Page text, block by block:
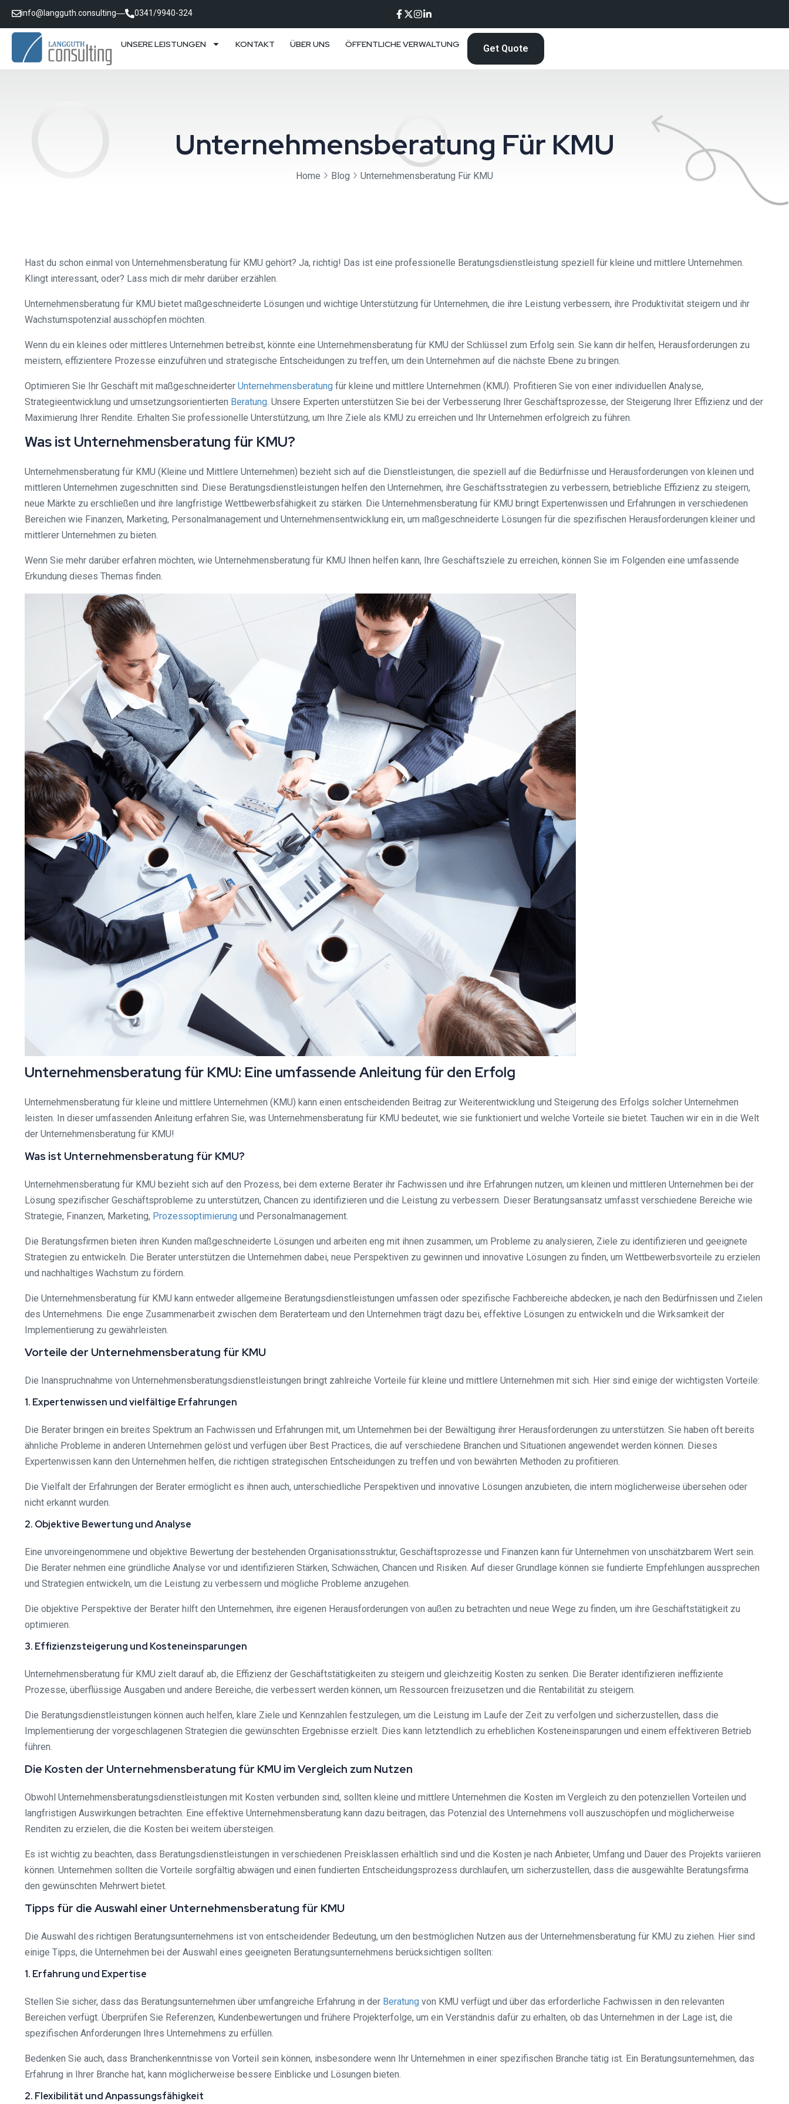
info@langguth.consulting 0341/9940-324
UNSERE LEISTUNGEN KONTAKT ÜBER UNS ÖFFENTLICHE VERWALTUNG Get Quote
Unternehmensberatung Für KMU
Home Blog Unternehmensberatung Für KMU
Hast du schon einmal von Unternehmensberatung für KMU gehört? Ja, richtig! Das ist eine professionelle Beratungsdienstleistung speziell für kleine und mittlere Unternehmen.
Klingt interessant, oder? Lass mich dir mehr darüber erzählen.
Unternehmensberatung für KMU bietet maßgeschneiderte Lösungen und wichtige Unterstützung für Unternehmen, die ihre Leistung verbessern, ihre Produktivität steigern und ihr
Wachstumspotenzial ausschöpfen möchten.
Wenn du ein kleines oder mittleres Unternehmen betreibst, könnte eine Unternehmensberatung für KMU der Schlüssel zum Erfolg sein. Sie kann dir helfen, Herausforderungen zu
meistern, effizientere Prozesse einzuführen und strategische Entscheidungen zu treffen, um dein Unternehmen auf die nächste Ebene zu bringen.
Optimieren Sie Ihr Geschäft mit maßgeschneiderter Unternehmensberatung für kleine und mittlere Unternehmen (KMU). Profitieren Sie von einer individuellen Analyse,
Strategieentwicklung und umsetzungsorientierten Beratung. Unsere Experten unterstützen Sie bei der Verbesserung Ihrer Geschäftsprozesse, der Steigerung Ihrer Effizienz und der
Maximierung Ihrer Rendite. Erhalten Sie professionelle Unterstützung, um Ihre Ziele als KMU zu erreichen und Ihr Unternehmen erfolgreich zu führen.
Was ist Unternehmensberatung für KMU?
Unternehmensberatung für KMU (Kleine und Mittlere Unternehmen) bezieht sich auf die Dienstleistungen, die speziell auf die Bedürfnisse und Herausforderungen von kleinen und
mittleren Unternehmen zugeschnitten sind. Diese Beratungsdienstleistungen helfen den Unternehmen, ihre Geschäftsstrategien zu verbessern, betriebliche Effizienz zu steigern,
neue Märkte zu erschließen und ihre langfristige Wettbewerbsfähigkeit zu stärken. Die Unternehmensberatung für KMU bringt Expertenwissen und Erfahrungen in verschiedenen
Bereichen wie Finanzen, Marketing, Personalmanagement und Unternehmensentwicklung ein, um maßgeschneiderte Lösungen für die spezifischen Herausforderungen kleiner und
mittlerer Unternehmen zu bieten.
Wenn Sie mehr darüber erfahren möchten, wie Unternehmensberatung für KMU Ihnen helfen kann, Ihre Geschäftsziele zu erreichen, können Sie im Folgenden eine umfassende
Erkundung dieses Themas finden.
Unternehmensberatung für KMU: Eine umfassende Anleitung für den Erfolg
Unternehmensberatung für kleine und mittlere Unternehmen (KMU) kann einen entscheidenden Beitrag zur Weiterentwicklung und Steigerung des Erfolgs solcher Unternehmen
leisten. In dieser umfassenden Anleitung erfahren Sie, was Unternehmensberatung für KMU bedeutet, wie sie funktioniert und welche Vorteile sie bietet. Tauchen wir ein in die Welt
der Unternehmensberatung für KMU!
Was ist Unternehmensberatung für KMU?
Unternehmensberatung für KMU bezieht sich auf den Prozess, bei dem externe Berater ihr Fachwissen und ihre Erfahrungen nutzen, um kleinen und mittleren Unternehmen bei der
Lösung spezifischer Geschäftsprobleme zu unterstützen, Chancen zu identifizieren und die Leistung zu verbessern. Dieser Beratungsansatz umfasst verschiedene Bereiche wie
Strategie, Finanzen, Marketing, Prozessoptimierung und Personalmanagement.
Die Beratungsfirmen bieten ihren Kunden maßgeschneiderte Lösungen und arbeiten eng mit ihnen zusammen, um Probleme zu analysieren, Ziele zu identifizieren und geeignete
Strategien zu entwickeln. Die Berater unterstützen die Unternehmen dabei, neue Perspektiven zu gewinnen und innovative Lösungen zu finden, um Wettbewerbsvorteile zu erzielen
und nachhaltiges Wachstum zu fördern.
Die Unternehmensberatung für KMU kann entweder allgemeine Beratungsdienstleistungen umfassen oder spezifische Fachbereiche abdecken, je nach den Bedürfnissen und Zielen
des Unternehmens. Die enge Zusammenarbeit zwischen dem Beraterteam und den Unternehmen trägt dazu bei, effektive Lösungen zu entwickeln und die Wirksamkeit der
Implementierung zu gewährleisten.
Vorteile der Unternehmensberatung für KMU
Die Inanspruchnahme von Unternehmensberatungsdienstleistungen bringt zahlreiche Vorteile für kleine und mittlere Unternehmen mit sich. Hier sind einige der wichtigsten Vorteile:
1. Expertenwissen und vielfältige Erfahrungen
Die Berater bringen ein breites Spektrum an Fachwissen und Erfahrungen mit, um Unternehmen bei der Bewältigung ihrer Herausforderungen zu unterstützen. Sie haben oft bereits
ähnliche Probleme in anderen Unternehmen gelöst und verfügen über Best Practices, die auf verschiedene Branchen und Situationen angewendet werden können. Dieses
Expertenwissen kann den Unternehmen helfen, die richtigen strategischen Entscheidungen zu treffen und von bewährten Methoden zu profitieren.
Die Vielfalt der Erfahrungen der Berater ermöglicht es ihnen auch, unterschiedliche Perspektiven und innovative Lösungen anzubieten, die intern möglicherweise übersehen oder
nicht erkannt wurden.
2. Objektive Bewertung und Analyse
Eine unvoreingenommene und objektive Bewertung der bestehenden Organisationsstruktur, Geschäftsprozesse und Finanzen kann für Unternehmen von unschätzbarem Wert sein.
Die Berater nehmen eine gründliche Analyse vor und identifizieren Stärken, Schwächen, Chancen und Risiken. Auf dieser Grundlage können sie fundierte Empfehlungen aussprechen
und Strategien entwickeln, um die Leistung zu verbessern und mögliche Probleme anzugehen.
Die objektive Perspektive der Berater hilft den Unternehmen, ihre eigenen Herausforderungen von außen zu betrachten und neue Wege zu finden, um ihre Geschäftstätigkeit zu
optimieren.
3. Effizienzsteigerung und Kosteneinsparungen
Unternehmensberatung für KMU zielt darauf ab, die Effizienz der Geschäftstätigkeiten zu steigern und gleichzeitig Kosten zu senken. Die Berater identifizieren ineffiziente
Prozesse, überflüssige Ausgaben und andere Bereiche, die verbessert werden können, um Ressourcen freizusetzen und die Rentabilität zu steigern.
Die Beratungsdienstleistungen können auch helfen, klare Ziele und Kennzahlen festzulegen, um die Leistung im Laufe der Zeit zu verfolgen und sicherzustellen, dass die
Implementierung der vorgeschlagenen Strategien die gewünschten Ergebnisse erzielt. Dies kann letztendlich zu erheblichen Kosteneinsparungen und einem effektiveren Betrieb
führen.
Die Kosten der Unternehmensberatung für KMU im Vergleich zum Nutzen
Obwohl Unternehmensberatungsdienstleistungen mit Kosten verbunden sind, sollten kleine und mittlere Unternehmen die Kosten im Vergleich zu den potenziellen Vorteilen und
langfristigen Auswirkungen betrachten. Eine effektive Unternehmensberatung kann dazu beitragen, das Potenzial des Unternehmens voll auszuschöpfen und möglicherweise
Renditen zu erzielen, die die Kosten bei weitem übersteigen.
Es ist wichtig zu beachten, dass Beratungsdienstleistungen in verschiedenen Preisklassen erhältlich sind und die Kosten je nach Anbieter, Umfang und Dauer des Projekts variieren
können. Unternehmen sollten die Vorteile sorgfältig abwägen und einen fundierten Entscheidungsprozess durchlaufen, um sicherzustellen, dass die ausgewählte Beratungsfirma
den gewünschten Mehrwert bietet.
Tipps für die Auswahl einer Unternehmensberatung für KMU
Die Auswahl des richtigen Beratungsunternehmens ist von entscheidender Bedeutung, um den bestmöglichen Nutzen aus der Unternehmensberatung für KMU zu ziehen. Hier sind
einige Tipps, die Unternehmen bei der Auswahl eines geeigneten Beratungsunternehmens berücksichtigen sollten:
1. Erfahrung und Expertise
Stellen Sie sicher, dass das Beratungsunternehmen über umfangreiche Erfahrung in der Beratung von KMU verfügt und über das erforderliche Fachwissen in den relevanten
Bereichen verfügt. Überprüfen Sie Referenzen, Kundenbewertungen und frühere Projekterfolge, um ein Verständnis dafür zu erhalten, ob das Unternehmen in der Lage ist, die
spezifischen Anforderungen Ihres Unternehmens zu erfüllen.
Bedenken Sie auch, dass Branchenkenntnisse von Vorteil sein können, insbesondere wenn Ihr Unternehmen in einer spezifischen Branche tätig ist. Ein Beratungsunternehmen, das
Erfahrung in Ihrer Branche hat, kann möglicherweise bessere Einblicke und Lösungen bieten.
2. Flexibilität und Anpassungsfähigkeit